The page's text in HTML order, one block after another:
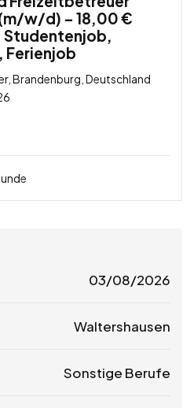
w/d) – 18,00 €
Studentenjob,
Ferienjob
Brandenburg, Deutschland
03/08/2026
Waltershausen
Sonstige Berufe